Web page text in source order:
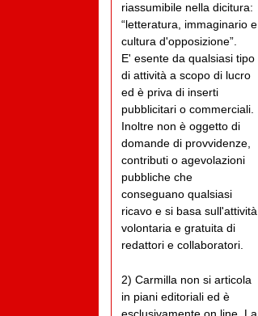
riassumibile nella dicitura:
“letteratura, immaginario e
cultura d'opposizione”.
E' esente da qualsiasi tipo
di attività a scopo di lucro
ed è priva di inserti
pubblicitari o commerciali.
Inoltre non è oggetto di
domande di provvidenze,
contributi o agevolazioni
pubbliche che
conseguano qualsiasi
ricavo e si basa sull'attività
volontaria e gratuita di
redattori e collaboratori.
2) Carmilla non si articola
in piani editoriali ed è